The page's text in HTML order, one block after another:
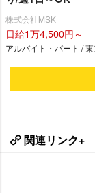
株式会社MSK
日給1万4,500円～
アルバイト・パート /
関連リンク+